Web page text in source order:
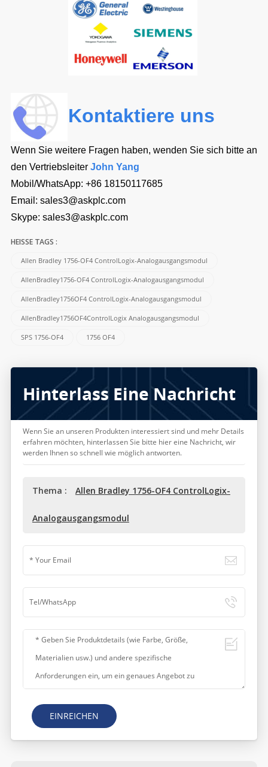
Kontaktiere uns
Wenn Sie weitere Fragen haben, wenden Sie sich bitte an
den Vertriebsleiter John Yang
Mobil/WhatsApp: +86 18150117685
Email: sales3@askplc.com
Skype: sales3@askplc.com
HEISSE TAGS :
Allen Bradley 1756-OF4 ControlLogix-Analogausgangsmodul
AllenBradley1756-OF4 ControlLogix-Analogausgangsmodul
AllenBradley1756OF4 ControlLogix-Analogausgangsmodul
AllenBradley1756OF4ControlLogix Analogausgangsmodul
SPS 1756-OF4 1756 OF4
Hinterlass Eine Nachricht
Wenn Sie an unseren Produkten interessiert sind und mehr Details
erfahren möchten, hinterlassen Sie bitte hier eine Nachricht, wir
werden Ihnen so schnell wie möglich antworten.
Thema : Allen Bradley 1756-OF4 ControlLogix-
Analogausgangsmodul
EINREICHEN